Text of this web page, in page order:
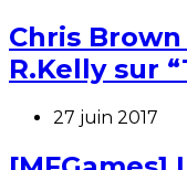
Chris
R.Kelly sur
27 juin 2017